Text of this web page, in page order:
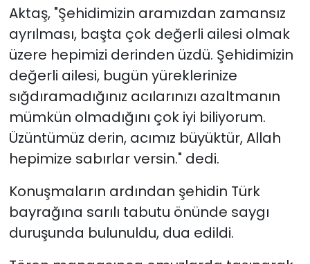
Aktaş, "Şehidimizin aramızdan zamansız
ayrılması, başta çok değerli ailesi olmak
üzere hepimizi derinden üzdü. Şehidimizin
değerli ailesi, bugün yüreklerinize
sığdıramadığınız acılarınızı azaltmanın
mümkün olmadığını çok iyi biliyorum.
Üzüntümüz derin, acımız büyüktür, Allah
hepimize sabırlar versin." dedi.
Konuşmaların ardından şehidin Türk
bayrağına sarılı tabutu önünde saygı
duruşunda bulunuldu, dua edildi.